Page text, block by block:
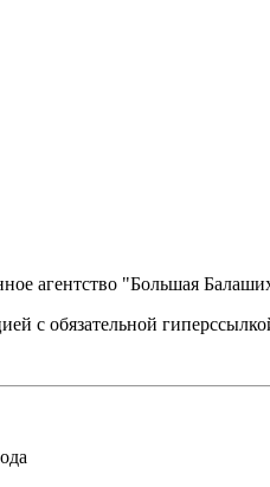
агентство "Большая
с обязательной